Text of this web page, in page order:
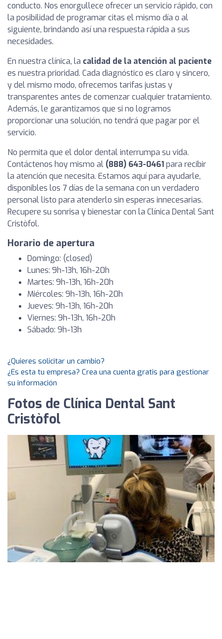
conducto. Nos enorgullece ofrecer un servicio rápido, con
la posibilidad de programar citas el mismo día o al
siguiente, brindando así una respuesta rápida a sus
necesidades.
En nuestra clínica, la calidad de la atención al paciente
es nuestra prioridad. Cada diagnóstico es claro y sincero,
y del mismo modo, ofrecemos tarifas justas y
transparentes antes de comenzar cualquier tratamiento.
Además, le garantizamos que si no logramos
proporcionar una solución, no tendrá que pagar por el
servicio.
No permita que el dolor dental interrumpa su vida.
Contáctenos hoy mismo al (888) 643-0461para recibir
la atención que necesita. Estamos aquí para ayudarle,
disponibles los 7 días de la semana con un verdadero
personal listo para atenderlo sin esperas innecesarias.
Recupere su sonrisa y bienestar con la Clínica Dental Sant
Cristòfol.
Horario de apertura
Domingo: (closed)
Lunes: 9h-13h, 16h-20h
Martes: 9h-13h, 16h-20h
Miércoles: 9h-13h, 16h-20h
Jueves: 9h-13h, 16h-20h
Viernes: 9h-13h, 16h-20h
Sábado: 9h-13h
¿Quieres solicitar un cambio?
¿Es esta tu empresa? Crea una cuenta gratis para gestionar
su información
Fotos de Clínica Dental Sant
Cristòfol